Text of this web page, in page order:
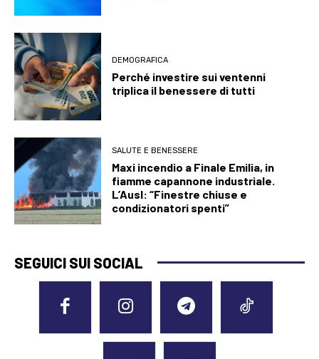
DEMOGRAFICA
Perché investire sui ventenni
triplica il benessere di tutti
SALUTE E BENESSERE
Maxi incendio a Finale Emilia, in
fiamme capannone industriale.
L’Ausl: “Finestre chiuse e
condizionatori spenti”
SEGUICI SUI SOCIAL